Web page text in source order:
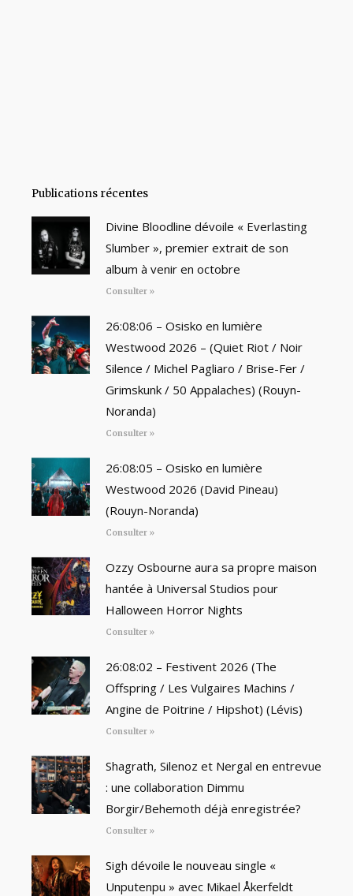
Publications récentes
Divine Bloodline dévoile « Everlasting
Slumber », premier extrait de son
album à venir en octobre
Consulter »
26:08:06 – Osisko en lumière
Westwood 2026 – (Quiet Riot / Noir
Silence / Michel Pagliaro / Brise-Fer /
Grimskunk / 50 Appalaches) (Rouyn-
Noranda)
Consulter »
26:08:05 – Osisko en lumière
Westwood 2026 (David Pineau)
(Rouyn-Noranda)
Consulter »
Ozzy Osbourne aura sa propre maison
hantée à Universal Studios pour
Halloween Horror Nights
Consulter »
26:08:02 – Festivent 2026 (The
Offspring / Les Vulgaires Machins /
Angine de Poitrine / Hipshot) (Lévis)
Consulter »
Shagrath, Silenoz et Nergal en entrevue
: une collaboration Dimmu
Borgir/Behemoth déjà enregistrée?
Consulter »
Sigh dévoile le nouveau single «
Unputenpu » avec Mikael Åkerfeldt